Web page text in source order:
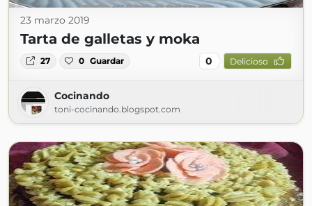
23 marzo 2019
Tarta de galletas y moka
27 0 Guardar 0 Delicioso
Cocinando
toni-cocinando.blogspot.com